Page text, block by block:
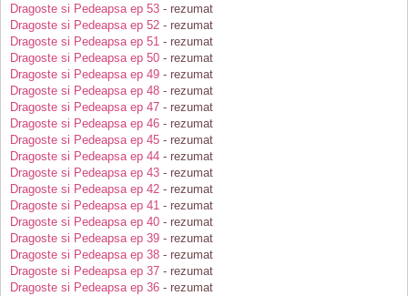
Dragoste si Pedeapsa ep 53 - rezumat
Dragoste si Pedeapsa ep 52 - rezumat
Dragoste si Pedeapsa ep 51 - rezumat
Dragoste si Pedeapsa ep 50 - rezumat
Dragoste si Pedeapsa ep 49 - rezumat
Dragoste si Pedeapsa ep 48 - rezumat
Dragoste si Pedeapsa ep 47 - rezumat
Dragoste si Pedeapsa ep 46 - rezumat
Dragoste si Pedeapsa ep 45 - rezumat
Dragoste si Pedeapsa ep 44 - rezumat
Dragoste si Pedeapsa ep 43 - rezumat
Dragoste si Pedeapsa ep 42 - rezumat
Dragoste si Pedeapsa ep 41 - rezumat
Dragoste si Pedeapsa ep 40 - rezumat
Dragoste si Pedeapsa ep 39 - rezumat
Dragoste si Pedeapsa ep 38 - rezumat
Dragoste si Pedeapsa ep 37 - rezumat
Dragoste si Pedeapsa ep 36 - rezumat